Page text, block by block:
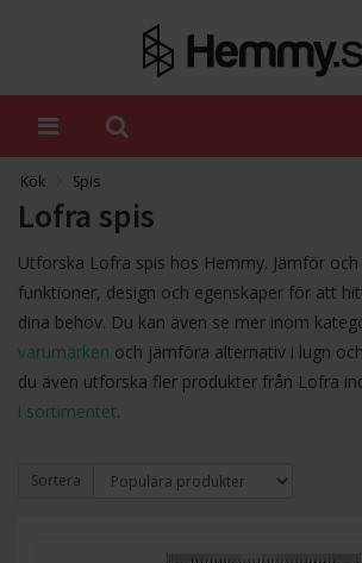
Kök Spis
Lofra spis
Utforska Lofra spis hos Hemmy. Jämför och
funktioner, design och egenskaper för att
dina behov. Du kan även se mer inom
varumärken och jämföra alternativ i lugn
du även utforska fler produkter från Lofra
i sortimentet.
Sortera